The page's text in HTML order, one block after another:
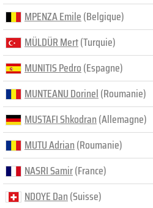
MPENZA Emile(Belgique)
MÜLDÜR Mert(Turquie)
MUNITIS Pedro(Espagne)
MUNTEANU Dorinel(Roumanie)
MUSTAFI Shkodran(Allemagne)
MUTU Adrian(Roumanie)
NASRI Samir(France)
NDOYE Dan(Suisse)